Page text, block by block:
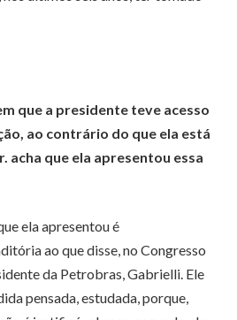
que a presidente teve acesso
ao contrário do que ela está
acha que ela apresentou essa
ela apresentou é
ao que disse, no Congresso
da Petrobras, Gabrielli. Ele
pensada, estudada, porque,